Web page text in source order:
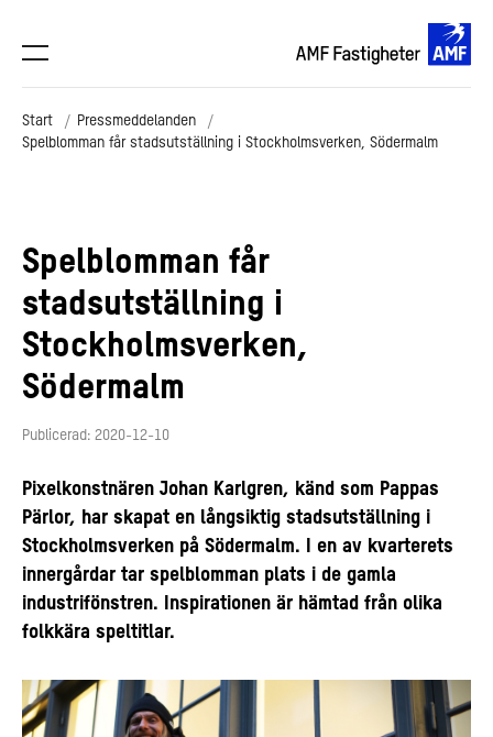
Start
Pressmeddelanden
Spelblomman får stadsutställning i Stockholmsverken, Södermalm
Spelblomman får
stadsutställning i
Stockholmsverken,
Södermalm
Publicerad: 2020-12-10
Pixelkonstnären Johan Karlgren, känd som Pappas
Pärlor, har skapat en långsiktig stadsutställning i
Stockholmsverken på Södermalm. I en av kvarterets
innergårdar tar spelblomman plats i de gamla
industrifönstren. Inspirationen är hämtad från olika
folkkära speltitlar.